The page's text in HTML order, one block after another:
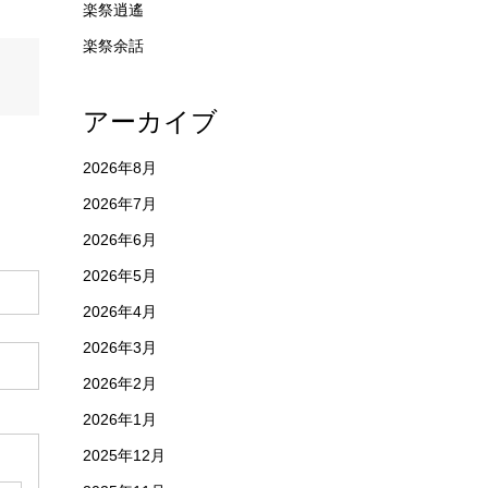
楽祭逍遙
楽祭余話
アーカイブ
2026年8月
2026年7月
2026年6月
2026年5月
2026年4月
2026年3月
2026年2月
2026年1月
2025年12月